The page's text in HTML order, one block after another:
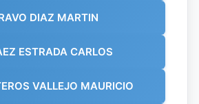
DIAZ MARTIN
ESTRADA CARLOS
VALLEJO MAURICIO